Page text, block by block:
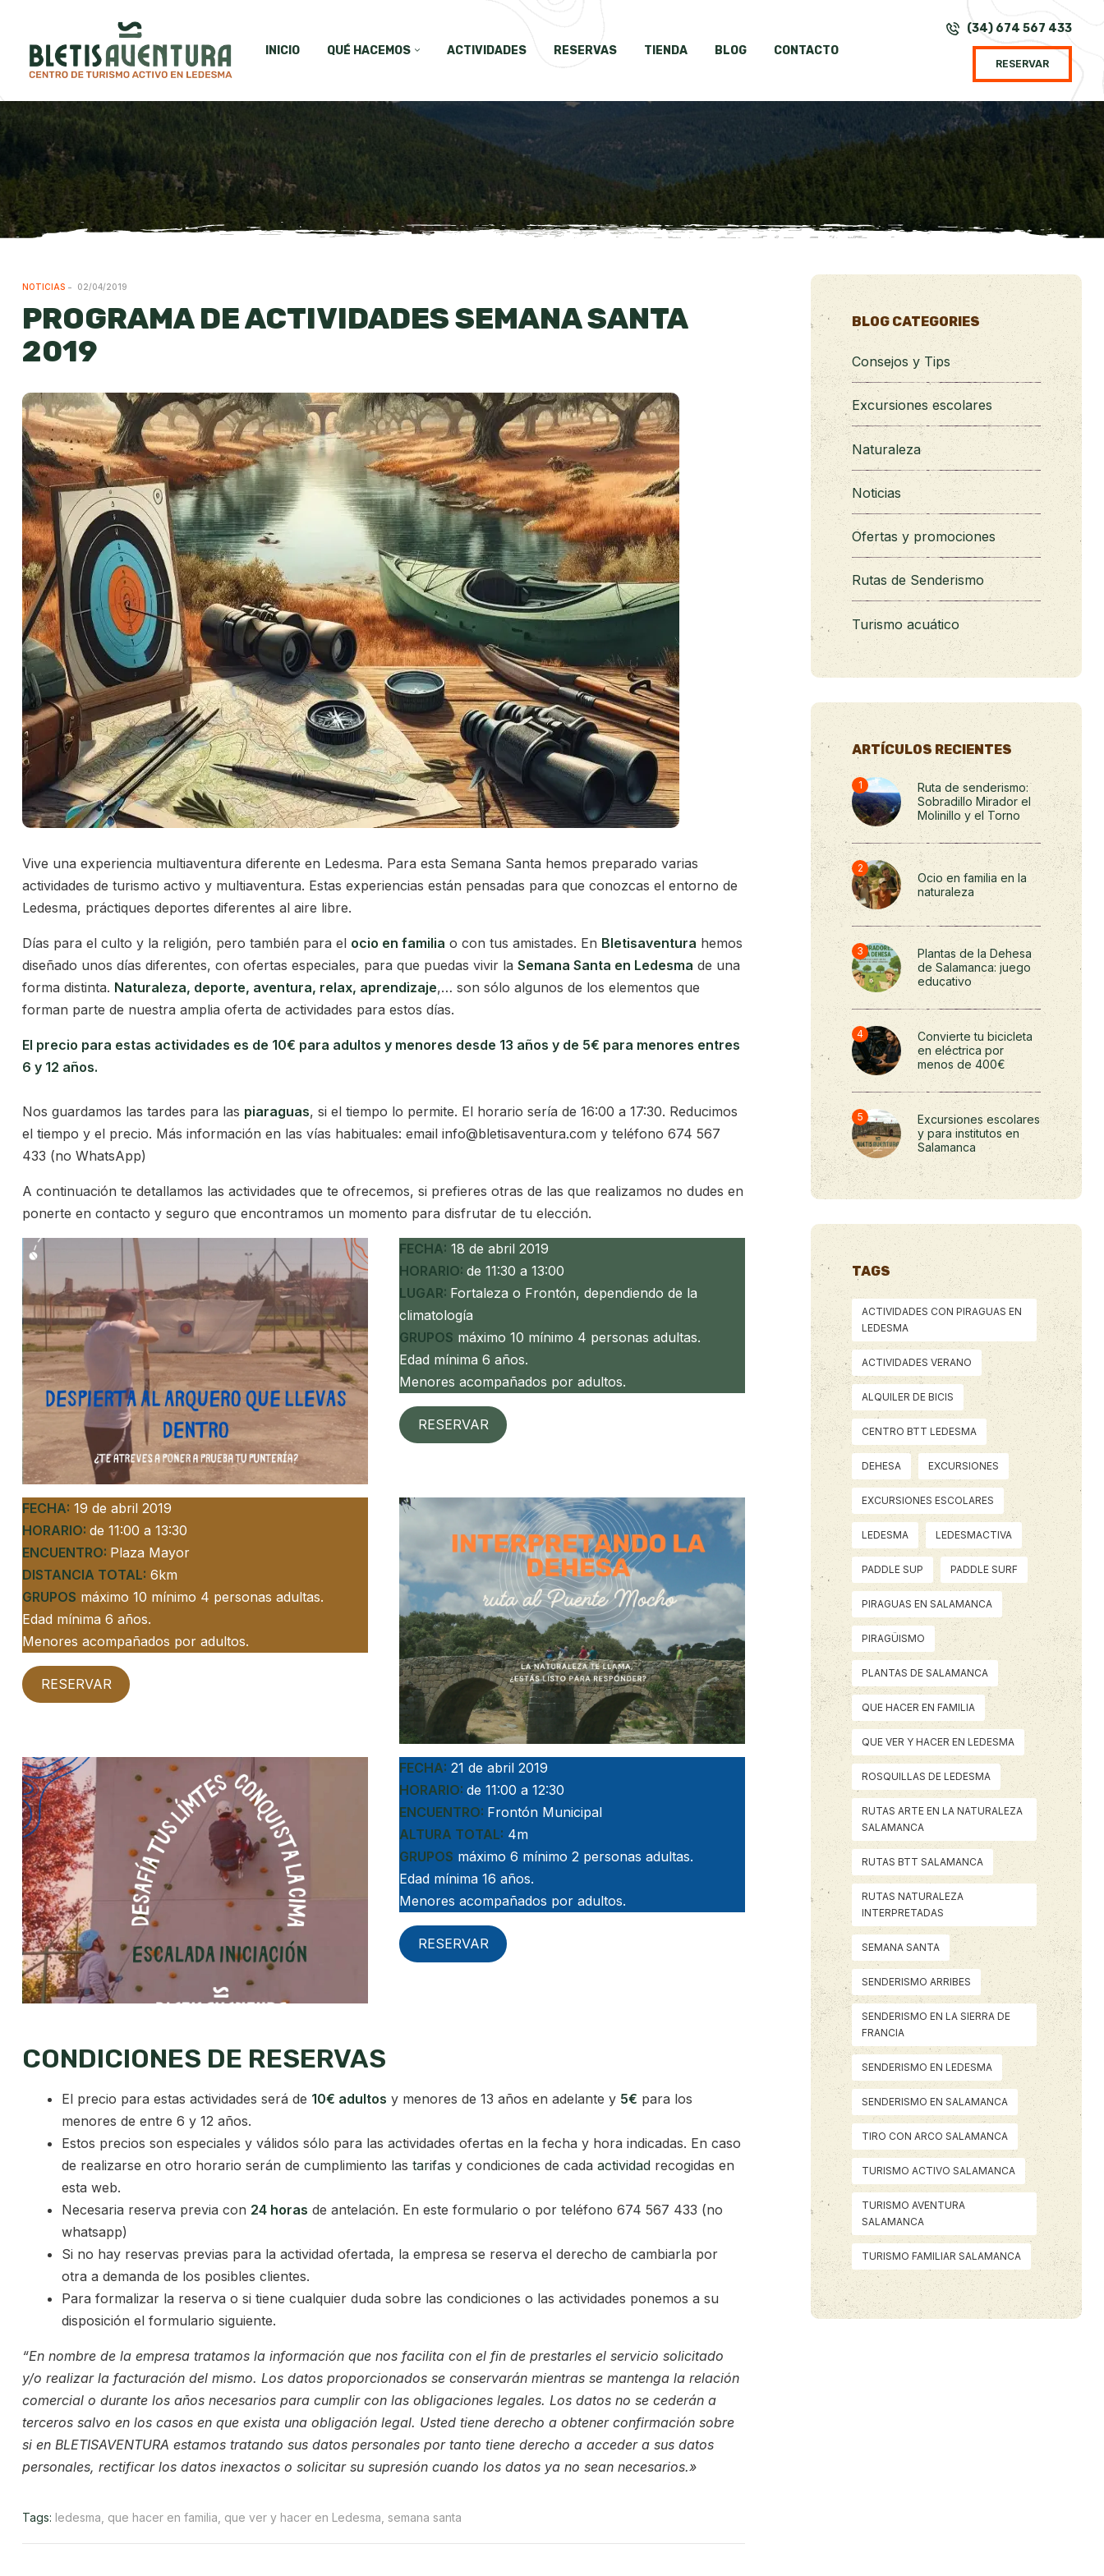
INICIO QUÉ HACEMOS ACTIVIDADES RESERVAS TIENDA BLOG CONTACTO
(34) 674 567 433
RESERVAR
NOTICIAS 02/04/2019
PROGRAMA DE ACTIVIDADES SEMANA SANTA
2019
Vive una experiencia multiaventura diferente en Ledesma. Para esta Semana Santa hemos preparado varias
actividades de turismo activo y multiaventura. Estas experiencias están pensadas para que conozcas el entorno de
Ledesma, práctiques deportes diferentes al aire libre.
Días para el culto y la religión, pero también para el ocio en familia o con tus amistades. En Bletisaventura hemos
diseñado unos días diferentes, con ofertas especiales, para que puedas vivir la Semana Santa en Ledesma de una
forma distinta. Naturaleza, deporte, aventura, relax, aprendizaje,… son sólo algunos de los elementos que
forman parte de nuestra amplia oferta de actividades para estos días.
El precio para estas actividades es de 10€ para adultos y menores desde 13 años y de 5€ para menores entres
6 y 12 años.
Nos guardamos las tardes para las piaraguas, si el tiempo lo permite. El horario sería de 16:00 a 17:30. Reducimos
el tiempo y el precio. Más información en las vías habituales: email info@bletisaventura.com y teléfono 674 567
433 (no WhatsApp)
A continuación te detallamos las actividades que te ofrecemos, si prefieres otras de las que realizamos no dudes en
ponerte en contacto y seguro que encontramos un momento para disfrutar de tu elección.
FECHA: 18 de abril 2019
HORARIO:de 11:30 a 13:00
LUGAR: Fortaleza o Frontón, dependiendo de la
climatología
GRUPOS máximo 10 mínimo 4 personas adultas.
Edad mínima 6 años.
Menores acompañados por adultos.
RESERVAR
FECHA: 19 de abril 2019
HORARIO: de 11:00 a 13:30
ENCUENTRO: Plaza Mayor
DISTANCIA TOTAL: 6km
GRUPOS máximo 10 mínimo 4 personas adultas.
Edad mínima 6 años.
Menores acompañados por adultos.
RESERVAR
FECHA: 21 de abril 2019
HORARIO:de 11:00 a 12:30
ENCUENTRO: Frontón Municipal
ALTURA TOTAL: 4m
GRUPOS máximo 6 mínimo 2 personas adultas.
Edad mínima 16 años.
Menores acompañados por adultos.
RESERVAR
CONDICIONES DE RESERVAS
El precio para estas actividades será de 10€ adultos y menores de 13 años en adelante y 5€ para los
menores de entre 6 y 12 años.
Estos precios son especiales y válidos sólo para las actividades ofertas en la fecha y hora indicadas. En caso
de realizarse en otro horario serán de cumplimiento las tarifas y condiciones de cada actividad recogidas en
esta web.
Necesaria reserva previa con 24 horas de antelación. En este formulario o por teléfono 674 567 433 (no
whatsapp)
Si no hay reservas previas para la actividad ofertada, la empresa se reserva el derecho de cambiarla por
otra a demanda de los posibles clientes.
Para formalizar la reserva o si tiene cualquier duda sobre las condiciones o las actividades ponemos a su
disposición el formulario siguiente.
“En nombre de la empresa tratamos la información que nos facilita con el fin de prestarles el servicio solicitado
y/o realizar la facturación del mismo. Los datos proporcionados se conservarán mientras se mantenga la relación
comercial o durante los años necesarios para cumplir con las obligaciones legales. Los datos no se cederán a
terceros salvo en los casos en que exista una obligación legal. Usted tiene derecho a obtener confirmación sobre
si en BLETISAVENTURA estamos tratando sus datos personales por tanto tiene derecho a acceder a sus datos
personales, rectificar los datos inexactos o solicitar su supresión cuando los datos ya no sean necesarios.»
Tags: ledesma que hacer en familia que ver y hacer en Ledesma semana santa
BLOG CATEGORIES
Consejos y Tips
Excursiones escolares
Naturaleza
Noticias
Ofertas y promociones
Rutas de Senderismo
Turismo acuático
ARTÍCULOS RECIENTES
Ruta de senderismo:
Sobradillo Mirador el
Molinillo y el Torno
Ocio en familia en la
naturaleza
Plantas de la Dehesa
de Salamanca: juego
educativo
Convierte tu bicicleta
en eléctrica por
menos de 400€
Excursiones escolares
y para institutos en
Salamanca
TAGS
ACTIVIDADES CON PIRAGUAS EN
LEDESMA
ACTIVIDADES VERANO
ALQUILER DE BICIS
CENTRO BTT LEDESMA
DEHESA EXCURSIONES
EXCURSIONES ESCOLARES
LEDESMA LEDESMACTIVA
PADDLE SUP PADDLE SURF
PIRAGUAS EN SALAMANCA
PIRAGÜISMO
PLANTAS DE SALAMANCA
QUE HACER EN FAMILIA
QUE VER Y HACER EN LEDESMA
ROSQUILLAS DE LEDESMA
RUTAS ARTE EN LA NATURALEZA
SALAMANCA
RUTAS BTT SALAMANCA
RUTAS NATURALEZA
INTERPRETADAS
SEMANA SANTA
SENDERISMO ARRIBES
SENDERISMO EN LA SIERRA DE
FRANCIA
SENDERISMO EN LEDESMA
SENDERISMO EN SALAMANCA
TIRO CON ARCO SALAMANCA
TURISMO ACTIVO SALAMANCA
TURISMO AVENTURA
SALAMANCA
TURISMO FAMILIAR SALAMANCA